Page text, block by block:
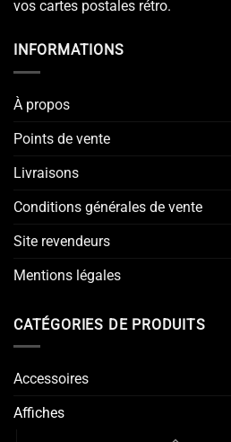
vos cartes postales rétro.
INFORMATIONS
À propos
Points de vente
Livraisons
Conditions générales de vente
Site revendeurs
Mentions légales
CATÉGORIES DE PRODUITS
Accessoires
Affiches